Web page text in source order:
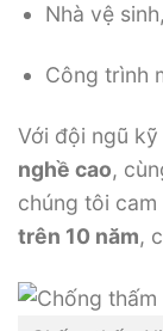
Nhà vệ
Công trình
Với đội ngũ
nghề cao,
chúng tôi cam
trên 10 năm,